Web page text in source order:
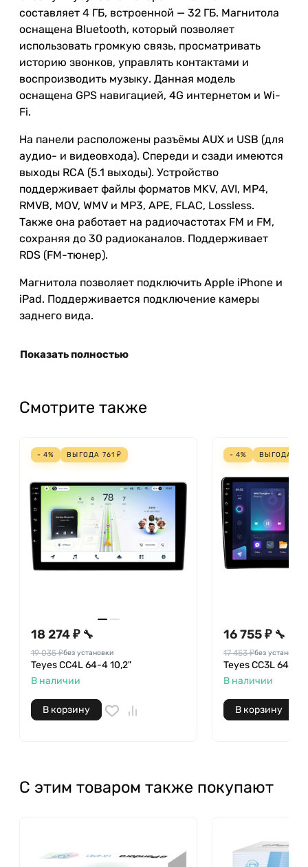
составляет 4 ГБ, встроенной — 32 ГБ. Магнитола
оснащена Bluetooth, который позволяет
использовать громкую связь, просматривать
историю звонков, управлять контактами и
воспроизводить музыку. Данная модель
оснащена GPS навигацией, 4G интернетом и Wi-
Fi.
На панели расположены разъёмы AUX и USB (для
аудио- и видеовхода). Спереди и сзади имеются
выходы RCA (5.1 выходы). Устройство
поддерживает файлы форматов MKV, AVI, MP4,
RMVB, MOV, WMV и MP3, APE, FLAC, Lossless.
Также она работает на радиочастотах FM и FM,
сохраняя до 30 радиоканалов. Поддерживает
RDS (FM-тюнер).
Магнитола позволяет подключить Apple iPhone и
iPad. Поддерживается подключение камеры
заднего вида.
Показать полностью
Смотрите также
- 4% ВЫГОДА 761 ₽
18 274 ₽ 🔧
19 035 ₽без установки
Teyes CC4L 64-4 10,2"
В наличии
В корзину
- 4% ВЫГОДА
16 755 ₽ 🔧
17 453 ₽без установки
Teyes CC3L 64-4
В наличии
В корзину
С этим товаром также покупают